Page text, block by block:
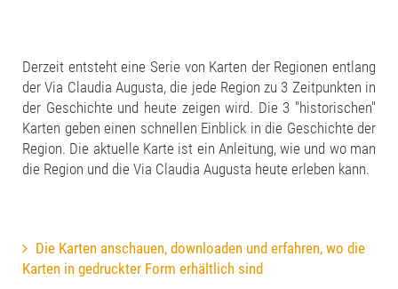
Derzeit entsteht eine Serie von Karten der Regionen entlang
der Via Claudia Augusta, die jede Region zu 3 Zeitpunkten in
der Geschichte und heute zeigen wird. Die 3 "historischen"
Karten geben einen schnellen Einblick in die Geschichte der
Region. Die aktuelle Karte ist ein Anleitung, wie und wo man
die Region und die Via Claudia Augusta heute erleben kann.
Die Karten anschauen, downloaden und erfahren, wo die
Karten in gedruckter Form erhältlich sind